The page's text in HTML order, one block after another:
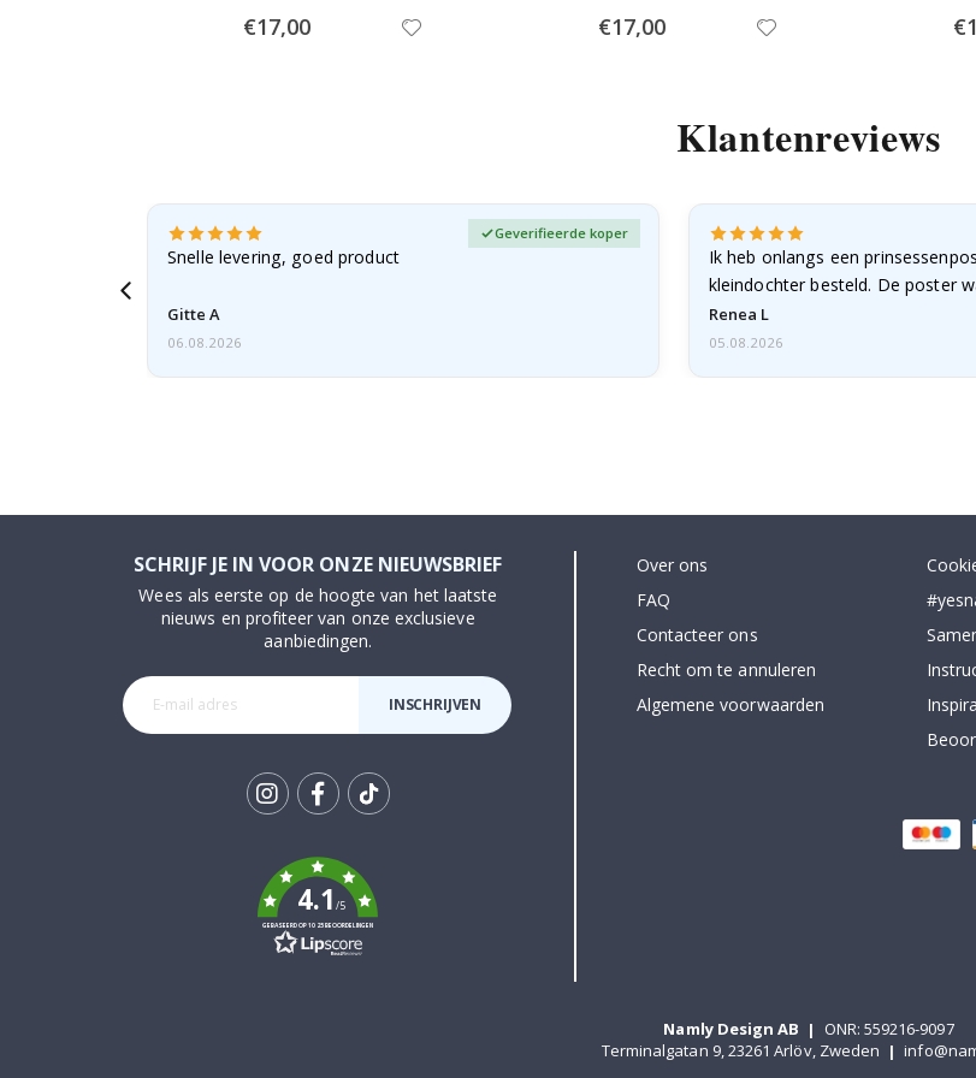
Special
Price
€17,00 Special
Price
€17,00
Klantenreviews
Snelle levering, goed product
Gitte A
Geverifieerde koper
06.08.2026
Ik heb onlangs een
kleindochter besteld. De poster
licht…
Renea L
05.08.2026
SCHRIJF JE IN VOOR ONZE NIEUWSBRIEF
Wees als eerste op de hoogte van het laatste
nieuws en profiteer van onze exclusieve
aanbiedingen.
INSCHRIJVEN
k
4.1/5
GEBASEERD OP 1025 BEOORDELINGEN
Over ons
FAQ
Contacteer ons
Recht om te annuleren
Algemene voorwaarden
Namly Design AB |
ONR: 559216-9097
Terminalgatan 9, 23261 Arlöv, Zweden |